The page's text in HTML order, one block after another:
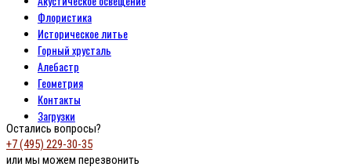
Флористика
Историческое литье
Горный хрусталь
Алебастр
Геометрия
Контакты
Загрузки
Остались вопросы?
+7 (495) 229-30-35
или мы можем перезвонить